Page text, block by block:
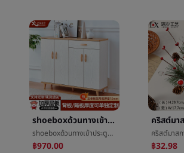
shoeboxด้วนทางเข้าประตูชั้นวางของหิ้งห้องนั่งเล่นระเบียงความจุสูงหลายชั้นกันฝุ่นรองเท้าหิ้งทางเข้าทันสมัยง่ายลม
shoeboxด้วนทางเข้าประตูชั้นวางของหิ้งห้องนั่งเล่นระเบียงความจุสูงหลายชั้นกันฝุ่นรองเท้าหิ้งทางเข้าทันสมัยง่ายลม
฿970.00 ฿32.98